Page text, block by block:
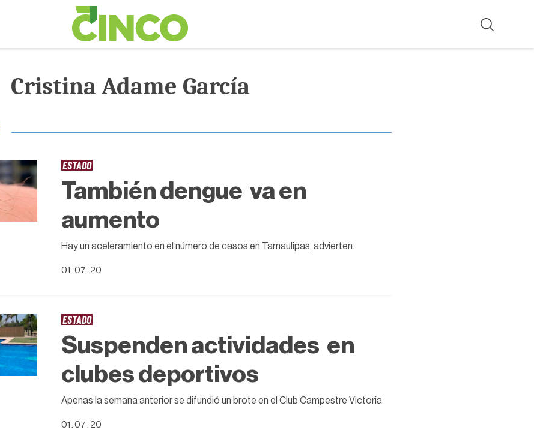
Cristina Adame García
ESTADO
También dengue va en
aumento
Hay un aceleramiento en el número de casos en Tamaulipas, advierten.
01 . 07 . 20
ESTADO
Suspenden actividades en
clubes deportivos
Apenas la semana anterior se difundió un brote en el Club Campestre Victoria
01 . 07 . 20